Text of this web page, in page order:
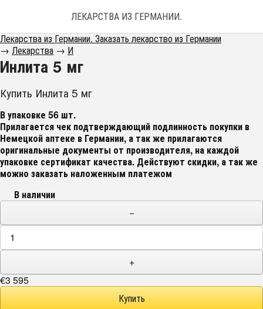
ЛЕКАРСТВА ИЗ ГЕРМАНИИ. ЗАКАЗАТЬ
Лекарства из Германии. Заказать лекарство из Германии
→ Лекарства → И
Инлита 5 мг
Купить Инлита 5 мг
В упаковке 56 шт.
Прилагается чек подтверждающий подлинность покупки в
Немецкой аптеке в Германии, а так же прилагаются
оригинальные документы от производителя, на каждой
упаковке сертификат качества. Действуют скидки, а так же
можно заказать наложенным платежом
В наличии
−
+
€3 595